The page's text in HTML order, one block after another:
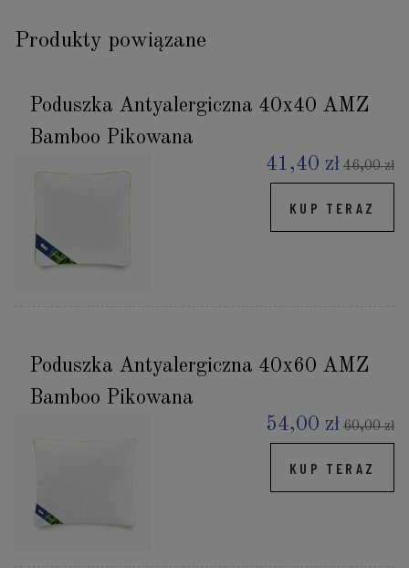
Produkty powiązane
Poduszka Antyalergiczna 40x40 AMZ
Bamboo Pikowana
41,40 zł 46,00 zł
KUP TERAZ
Poduszka Antyalergiczna 40x60 AMZ
Bamboo Pikowana
54,00 zł 60,00 zł
KUP TERAZ